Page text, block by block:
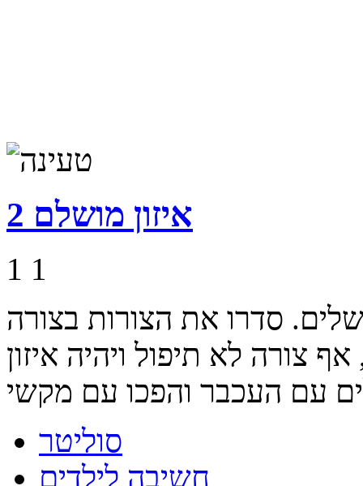
איזון מושלם 2
1 1
סדרו את הצורות בצורה
צורה לא תיפול ויהיה איזון
סוליטר
חשיבה לילדים